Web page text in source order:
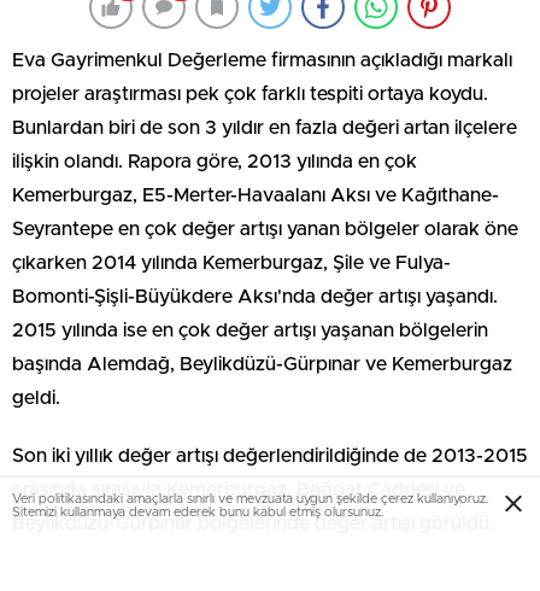
Eva Gayrimenkul Değerleme firmasının açıkladığı markalı
projeler araştırması pek çok farklı tespiti ortaya koydu.
Bunlardan biri de son 3 yıldır en fazla değeri artan ilçelere
ilişkin olandı. Rapora göre, 2013 yılında en çok
Kemerburgaz, E5-Merter-Havaalanı Aksı ve Kağıthane-
Seyrantepe en çok değer artışı yanan bölgeler olarak öne
çıkarken 2014 yılında Kemerburgaz, Şile ve Fulya-
Bomonti-Şişli-Büyükdere Aksı'nda değer artışı yaşandı.
2015 yılında ise en çok değer artışı yaşanan bölgelerin
başında Alemdağ, Beylikdüzü-Gürpınar ve Kemerburgaz
geldi.
Son iki yıllık değer artışı değerlendirildiğinde de 2013-2015
arasında sırasıyla Kemerburgaz, Bağdat Caddesi ve
Beylikdüzü-Gürpınar bölgelerinde değer artışı görüldü.
Veri politikasındaki amaçlarla sınırlı ve mevzuata uygun şekilde çerez kullanıyoruz.
Sitemizi kullanmaya devam ederek bunu kabul etmiş olursunuz.